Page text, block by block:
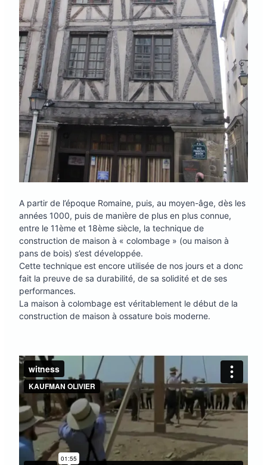
A partir de l’époque Romaine, puis, au moyen-âge, dès les
années 1000, puis de manière de plus en plus connue,
entre le 11ème et 18ème siècle, la technique de
construction de maison à « colombage » (ou maison à
pans de bois) s’est développée.
Cette technique est encore utilisée de nos jours et a donc
fait la preuve de sa durabilité, de sa solidité et de ses
performances.
La maison à colombage est véritablement le début de la
construction de maison à ossature bois moderne.